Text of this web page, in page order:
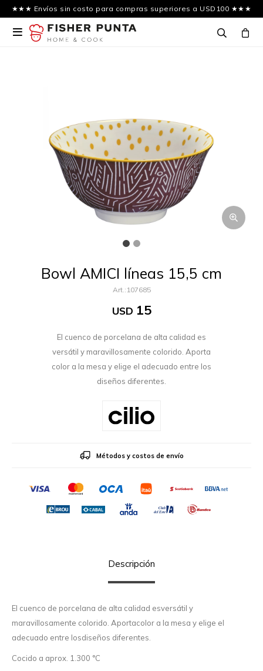
★★★ Envíos sin costo para compras superiores a USD100 ★★★

Bowl AMICI líneas 15,5 cm
107685
USD 15
El cuenco de porcelana de alta calidad es
versátil y maravillosamente colorido. Aporta
color a la mesa y elige el adecuado entre los
diseños diferentes.
Métodos y costos de envío
Descripción
El cuenco de porcelana de alta calidad esversátil y
maravillosamente colorido. Aportacolor a la mesa y elige el
adecuado entre losdiseños diferentes.
Cocido a aprox. 1.300 °C